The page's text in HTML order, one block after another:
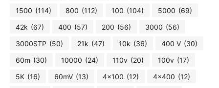
1500 (114) 800 (112) 100 (104) 5000 (69)
42k (67) 400 (57) 200 (56) 3000 (56)
3000STP (50) 21k (47) 10k (36) 400 V (30)
60m (30) 10000 (24) 110v (20) 100v (17)
5K (16) 60mV (13) 4x100 (12) 4x400 (12)